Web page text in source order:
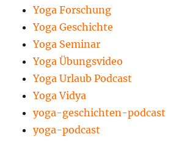
Yoga Forschung
Yoga Geschichte
Yoga Seminar
Yoga Übungsvideo
Yoga Urlaub Podcast
Yoga Vidya
yoga-geschichten-podcast
yoga-podcast